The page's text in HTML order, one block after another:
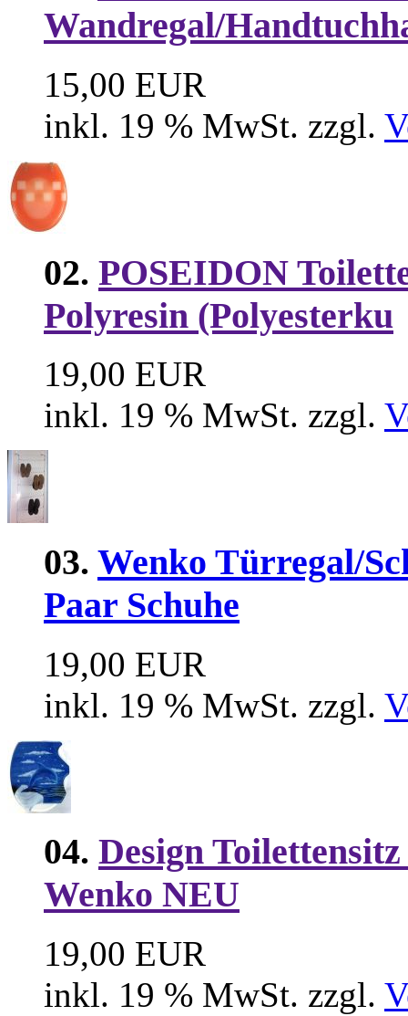
Wandregal/
15,00 EUR
inkl. 19 % MwSt. zzgl.
02. POSEIDON
Polyresin (Polyesterku
19,00 EUR
inkl. 19 % MwSt. zzgl.
03. Wenko Türregal/
Paar Schuhe
19,00 EUR
inkl. 19 % MwSt. zzgl.
04. Design
Wenko NEU
19,00 EUR
inkl. 19 % MwSt. zzgl.